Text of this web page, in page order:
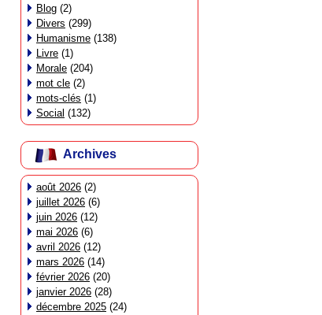
Blog (2)
Divers (299)
Humanisme (138)
Livre (1)
Morale (204)
mot cle (2)
mots-clés (1)
Social (132)
Archives
août 2026 (2)
juillet 2026 (6)
juin 2026 (12)
mai 2026 (6)
avril 2026 (12)
mars 2026 (14)
février 2026 (20)
janvier 2026 (28)
décembre 2025 (24)